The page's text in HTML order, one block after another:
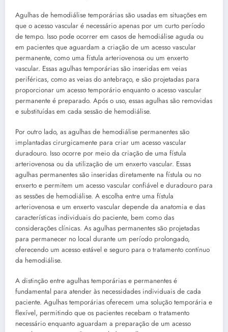
Agulhas de hemodiálise temporárias são usadas em situações em
que o acesso vascular é necessário apenas por um curto período
de tempo. Isso pode ocorrer em casos de hemodiálise aguda ou
em pacientes que aguardam a criação de um acesso vascular
permanente, como uma fístula arteriovenosa ou um enxerto
vascular. Essas agulhas temporárias são inseridas em veias
periféricas, como as veias do antebraço, e são projetadas para
proporcionar um acesso temporário enquanto o acesso vascular
permanente é preparado. Após o uso, essas agulhas são removidas
e substituídas em cada sessão de hemodiálise.
Por outro lado, as agulhas de hemodiálise permanentes são
implantadas cirurgicamente para criar um acesso vascular
duradouro. Isso ocorre por meio da criação de uma fístula
arteriovenosa ou da utilização de um enxerto vascular. Essas
agulhas permanentes são inseridas diretamente na fístula ou no
enxerto e permitem um acesso vascular confiável e duradouro para
as sessões de hemodiálise. A escolha entre uma fístula
arteriovenosa e um enxerto vascular depende da anatomia e das
características individuais do paciente, bem como das
considerações clínicas. As agulhas permanentes são projetadas
para permanecer no local durante um período prolongado,
oferecendo um acesso estável e seguro para o tratamento contínuo
da hemodiálise.
A distinção entre agulhas temporárias e permanentes é
fundamental para atender às necessidades individuais de cada
paciente. Agulhas temporárias oferecem uma solução temporária e
flexível, permitindo que os pacientes recebam o tratamento
necessário enquanto aguardam a preparação de um acesso